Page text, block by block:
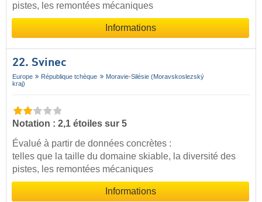
pistes, les remontées mécaniques
Informations
22. Svinec
Europe République tchèque
Moravie-Silésie (Moravskoslezský
kraj)
Notation : 2,1 étoiles sur 5
Évalué à partir de données concrètes :
telles que la taille du domaine skiable, la diversité des
pistes, les remontées mécaniques
Informations